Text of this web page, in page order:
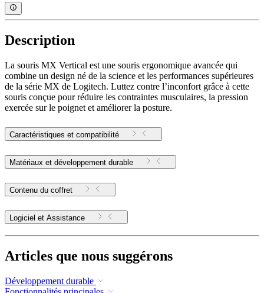
Description
La souris MX Vertical est une souris ergonomique avancée qui
combine un design né de la science et les performances supérieures
de la série MX de Logitech. Luttez contre l’inconfort grâce à cette
souris conçue pour réduire les contraintes musculaires, la pression
exercée sur le poignet et améliorer la posture.
Caractéristiques et compatibilité
Matériaux et développement durable
Contenu du coffret
Logiciel et Assistance
Articles que nous suggérons
Développement durable